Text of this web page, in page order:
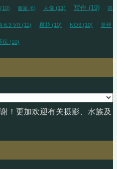
(10) 搬家 (6) 人像 (11) 写作 (19) 荷
6.3 VR (11) 樱花 (10) NO3 (10) 莫丝
保 (10)
谢！更加欢迎有关摄影、水族及